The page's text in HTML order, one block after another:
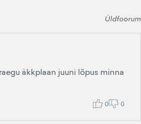
Üldfoorum
äkkplaan juuni lõpus minna
0 0